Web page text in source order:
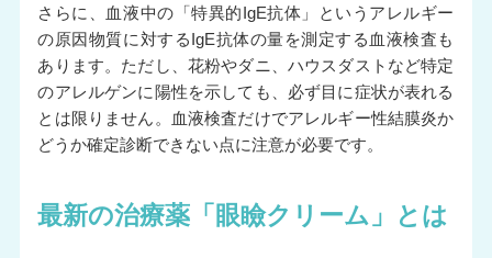
さらに、血液中の「特異的IgE抗体」というアレルギー
の原因物質に対するIgE抗体の量を測定する血液検査も
あります。ただし、花粉やダニ、ハウスダストなど特定
のアレルゲンに陽性を示しても、必ず目に症状が表れる
とは限りません。血液検査だけでアレルギー性結膜炎か
どうか確定診断できない点に注意が必要です。
最新の治療薬「眼瞼クリーム」とは